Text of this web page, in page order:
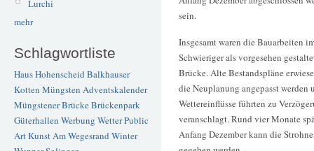
Lurchi
mehr
Schlagwortliste
Haus Hohenscheid Balkhauser
Kotten Müngsten Adventskalender
Müngstener BrückeBrückenpark
Güterhallen Werbung WetterPublic
ArtKunstAm Wegesrand Winter
sein.
Insgesamt waren die Bauarbeiten
Schwieriger als vorgesehen
Brücke. Alte Bestandspläne
die Neuplanung angepasst
Wettereinflüsse führten zu
veranschlagt. Rund vier Monate
Anfang Dezember kann die